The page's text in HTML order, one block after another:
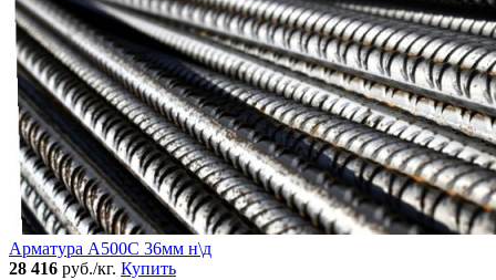
Арматура А500С 36мм н\д
28 416 руб./кг. Купить